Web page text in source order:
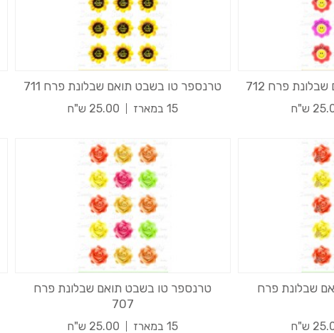
פרח 712
ש"ח
טרנספר טו בשבט תואם שבלונת פרח 711
15 במארז 25.00 ש"ח
שבלונת פרח
ש"ח
טרנספר טו בשבט תואם שבלונת פרח
707
15 במארז 25.00 ש"ח